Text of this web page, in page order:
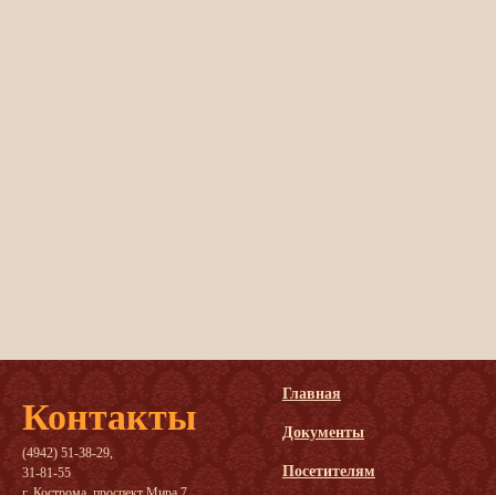
Контакты
(4942) 51-38-29,
31-81-55
Главная
Документы
Посетителям